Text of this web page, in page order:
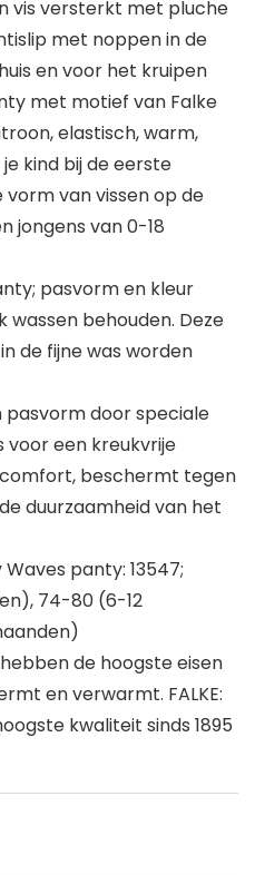
vis versterkt met pluche
met noppen in de
en voor het kruipen
met motief van Falke
elastisch, warm,
kind bij de eerste
van vissen op de
jongens van 0-18
pasvorm en kleur
wassen behouden. Deze
de fijne was worden
door speciale
voor een kreukvrije
beschermt tegen
duurzaamheid van het
panty: 13547;
74-80 (6-12
de hoogste eisen
en verwarmt. FALKE:
kwaliteit sinds 1895